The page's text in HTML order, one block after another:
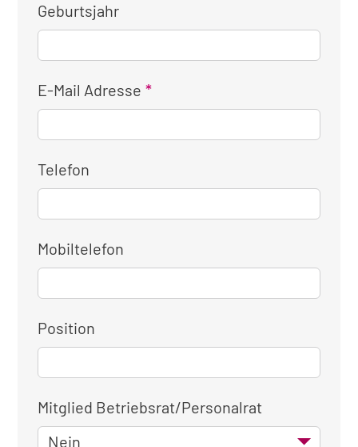
Geburtsjahr
E-Mail Adresse
Telefon
Mobiltelefon
Position
Mitglied Betriebsrat/Personalrat